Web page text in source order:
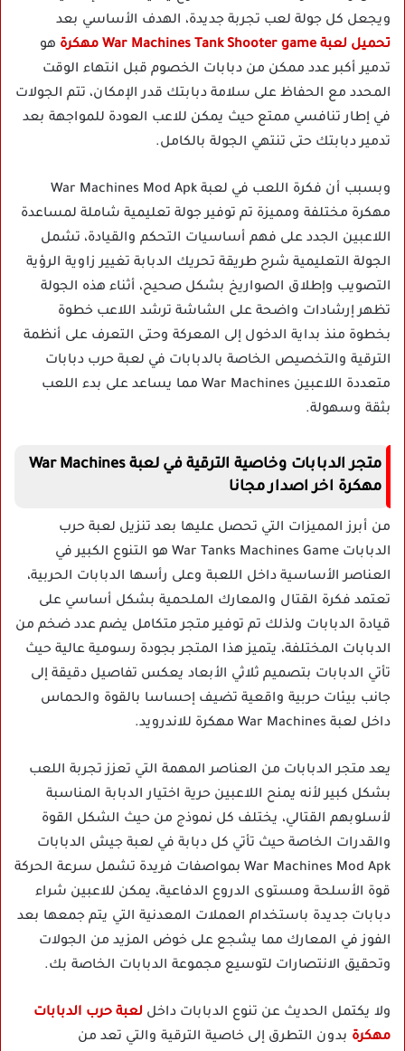
ويجعل كل جولة لعب تجربة جديدة، الهدف الأساسي بعد
تحميل لعبة War Machines Tank Shooter game مهكرة
هو
تدمير أكبر عدد ممكن من دبابات الخصوم قبل انتهاء الوقت
المحدد مع الحفاظ على سلامة دبابتك قدر الإمكان، تتم الجولات
في إطار تنافسي ممتع حيث يمكن للاعب العودة للمواجهة بعد
تدمير دبابتك حتى تنتهي الجولة بالكامل.
وبسبب أن فكرة اللعب في لعبة War Machines Mod Apk
مهكرة مختلفة ومميزة تم توفير جولة تعليمية شاملة لمساعدة
اللاعبين الجدد على فهم أساسيات التحكم والقيادة، تشمل
الجولة التعليمية شرح طريقة تحريك الدبابة تغيير زاوية الرؤية
التصويب وإطلاق الصواريخ بشكل صحيح، أثناء هذه الجولة
تظهر إرشادات واضحة على الشاشة ترشد اللاعب خطوة
بخطوة منذ بداية الدخول إلى المعركة وحتى التعرف على أنظمة
الترقية والتخصيص الخاصة بالدبابات في لعبة حرب دبابات
متعددة اللاعبين War Machines مما يساعد على بدء اللعب
بثقة وسهولة.
متجر الدبابات وخاصية الترقية في لعبة War Machines
مهكرة اخر اصدار مجانا
من أبرز المميزات التي تحصل عليها بعد تنزيل لعبة حرب
الدبابات War Tanks Machines Game هو التنوع الكبير في
العناصر الأساسية داخل اللعبة وعلى رأسها الدبابات الحربية،
تعتمد فكرة القتال والمعارك الملحمية بشكل أساسي على
قيادة الدبابات ولذلك تم توفير متجر متكامل يضم عدد ضخم من
الدبابات المختلفة، يتميز هذا المتجر بجودة رسومية عالية حيث
تأتي الدبابات بتصميم ثلاثي الأبعاد يعكس تفاصيل دقيقة إلى
جانب بيئات حربية واقعية تضيف إحساسا بالقوة والحماس
داخل لعبة War Machines مهكرة للاندرويد.
يعد متجر الدبابات من العناصر المهمة التي تعزز تجربة اللعب
بشكل كبير لأنه يمنح اللاعبين حرية اختيار الدبابة المناسبة
لأسلوبهم القتالي، يختلف كل نموذج من حيث الشكل القوة
والقدرات الخاصة حيث تأتي كل دبابة في لعبة جيش الدبابات
War Machines Mod Apk بمواصفات فريدة تشمل سرعة الحركة
قوة الأسلحة ومستوى الدروع الدفاعية، يمكن للاعبين شراء
دبابات جديدة باستخدام العملات المعدنية التي يتم جمعها بعد
الفوز في المعارك مما يشجع على خوض المزيد من الجولات
وتحقيق الانتصارات لتوسيع مجموعة الدبابات الخاصة بك.
ولا يكتمل الحديث عن تنوع الدبابات داخل لعبة حرب الدبابات
مهكرة بدون التطرق إلى خاصية الترقية والتي تعد من